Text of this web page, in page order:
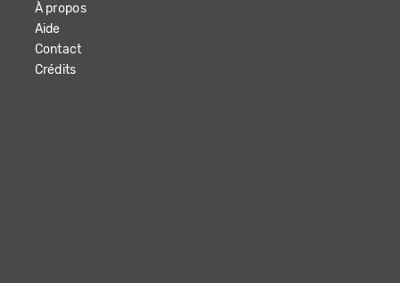
À propos
Aide
Contact
Crédits